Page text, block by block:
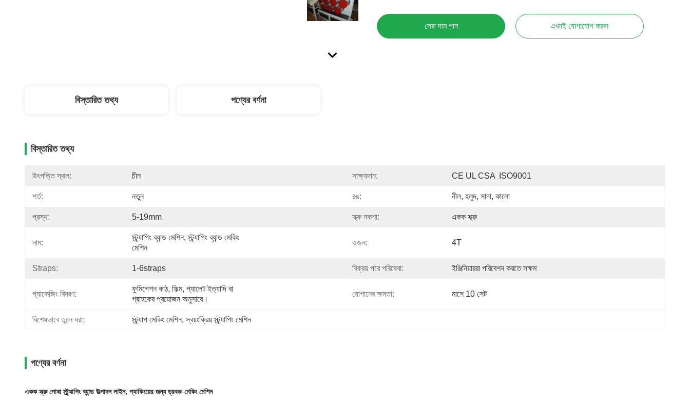
সেরা দাম পান এখনই যোগাযোগ করুন
বিস্তারিত তথ্য পণ্যের বর্ণনা
বিস্তারিত তথ্য
উৎপত্তি স্থল: চীন সাক্ষ্যদান: CE UL CSA  ISO9001
শর্ত: নতুন রঙ: নীল, হলুদ, সাদা, কালো
প্রস্থ: 5-19mm স্ক্রু নকশা: একক স্ক্রু
নাম:
স্ট্র্যাপিং ব্যান্ড মেশিন, স্ট্র্যাপিং ব্যান্ড মেকিং
মেশিন
ওজন: 4T
Straps: 1-6straps বিক্রয় পরে পরিষেবা: ইঞ্জিনিয়াররা পরিবেশন করতে সক্ষম
প্যাকেজিং বিবরণ:
ফুমিগেশন কাঠ, ফিল্ম, প্যালেট ইত্যাদি বা
গ্রাহকের প্রয়োজন অনুসারে।
যোগানের ক্ষমতা: মাসে 10 সেট
বিশেষভাবে তুলে ধরা: স্ট্র্যাপ মেকিং মেশিন, স্বয়ংক্রিয় স্ট্র্যাপিং মেশিন
পণ্যের বর্ণনা
একক স্ক্রু পোষা স্ট্র্যাপিং ব্যান্ড উত্পাদন লাইন, প্যাকিংয়ের জন্য ড্রবঞ্চ মেকিং মেশিন